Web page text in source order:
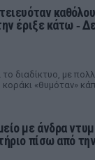
έριξε κάτω ‑
διαδίκτυο, με
κοράκι «θυμόταν»
με άνδρα
πίσω από την